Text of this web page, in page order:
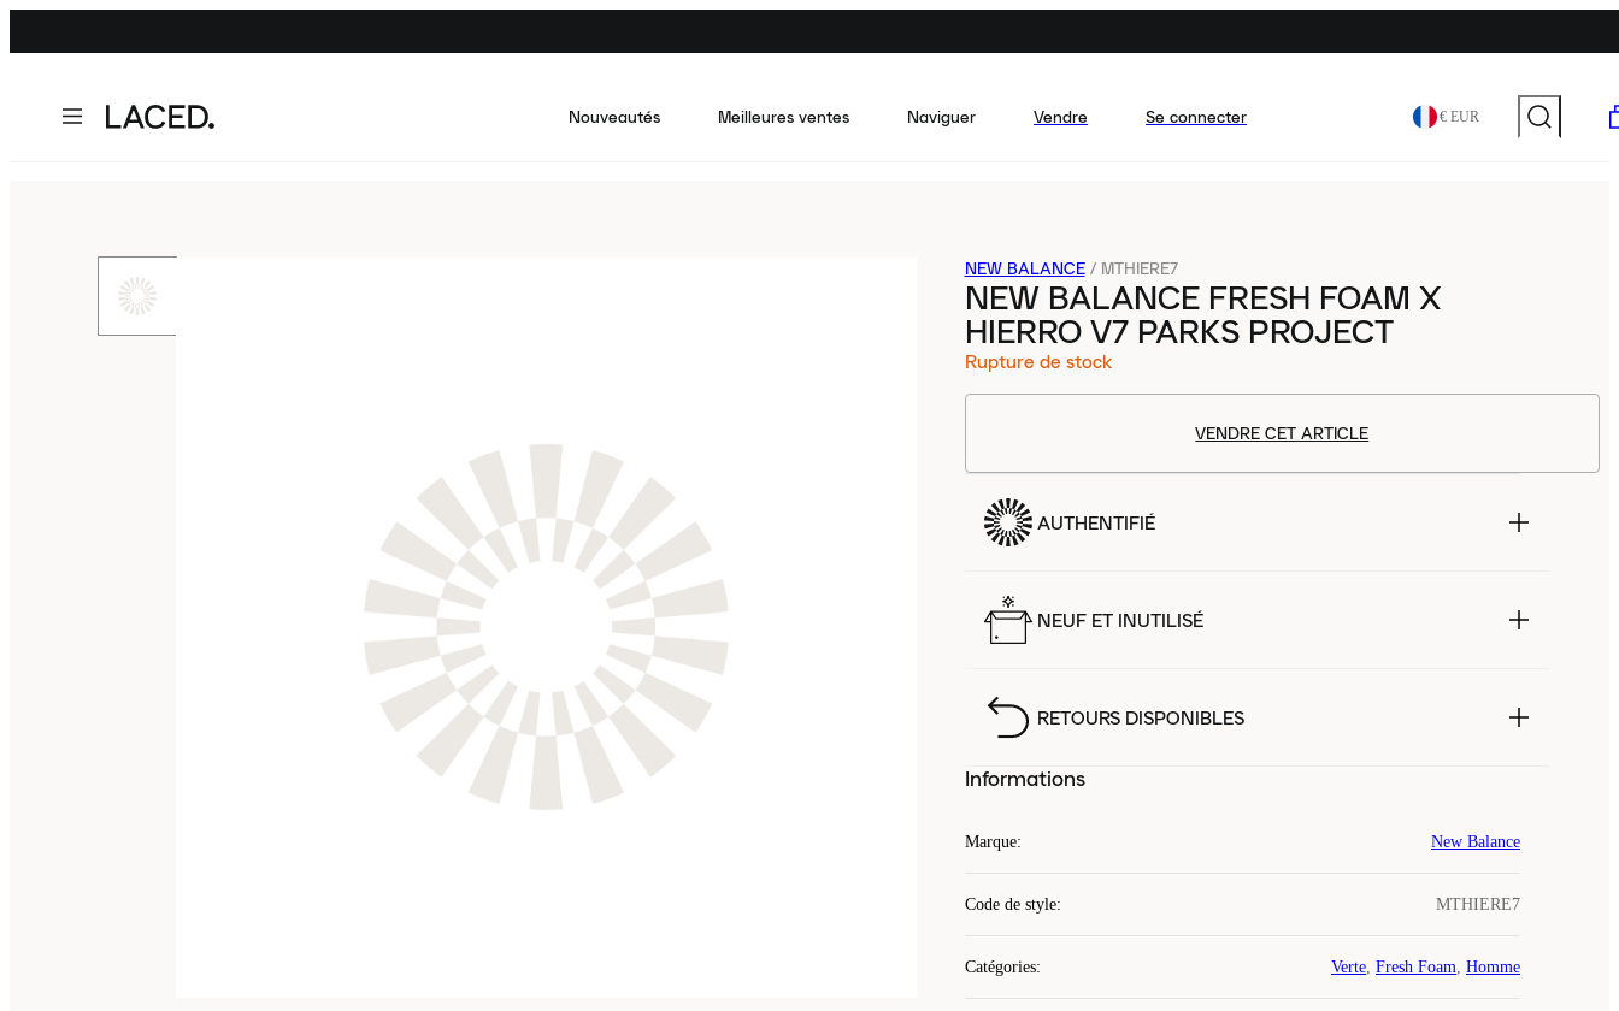
Nouveautés Meilleures ventes Naviguer Vendre Se connecter € EUR
NEW BALANCE / MTHIERE7
NEW BALANCE FRESH FOAM X
HIERRO V7 PARKS PROJECT
Rupture de stock
VENDRE CET ARTICLE
AUTHENTIFIÉ
NEUF ET INUTILISÉ
RETOURS DISPONIBLES
Informations
Marque: New Balance
Code de style: MTHIERE7
Catégories: Verte, Fresh Foam, Homme